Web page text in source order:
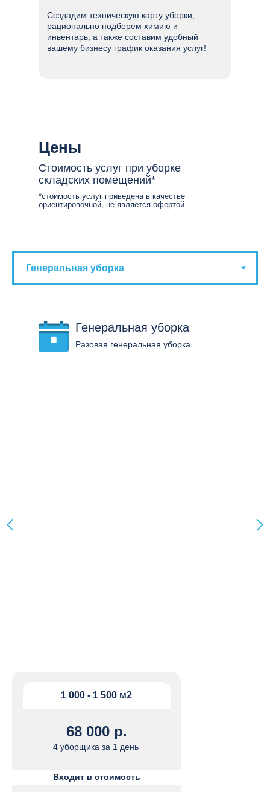
Создадим техническую карту уборки,
рационально подберем химию и
инвентарь, а также составим удобный
вашему бизнесу график оказания услуг!
Цены
Стоимость услуг при уборке
складских помещений*
*стоимость услуг приведена в качестве
ориентировочной, не является офертой
Генеральная уборка
Разовая генеральная уборка
1 000 - 1 500 м2
68 000 р.
Входит в стоимость
4 уборщика за 1 день